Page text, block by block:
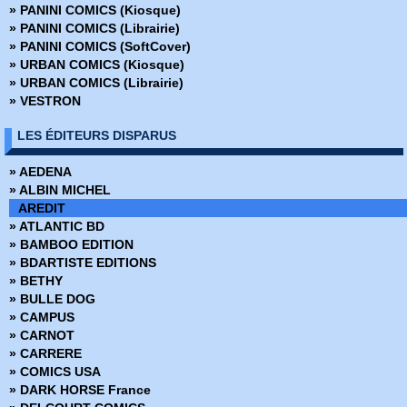
» Faucon Noir - Collection Flash
» Flash
» Flash - Pocket NB - Collection Cosmos Flash
» Flash (Pop Magazine)
» Flash Comics
» Frankenshtein - Pocket NB
» Green Lantern (Pop Magazine)
» Hercule - Collection Flash Nouvelle Formule
» Hercule - Pocket NB - Collection Flash
» Hex - DC Arédit
» Hulk - Gamma
» Hulk - Pocket Color
Hulk - Pocket NB
» Hulk (Collection Flash Nouvelle Formule)
» Hulk Géant
» Hulk HS
» Il est Minuit
» Il est Minuit - Comics Pocket Série 1
» Il est Minuit - Comics Pocket Série 2
» Jonah Hex - Arédit DC Couleur
» Jonah Hex - DC Arédit - Pocket NB
» PANINI COMICS (Kiosque)
» PANINI COMICS (Librairie)
» PANINI COMICS (SoftCover)
» URBAN COMICS (Kiosque)
» URBAN COMICS (Librairie)
» VESTRON
LES ÉDITEURS DISPARUS
» AEDENA
» ALBIN MICHEL
AREDIT
» ATLANTIC BD
» BAMBOO EDITION
» BDARTISTE EDITIONS
» BETHY
» BULLE DOG
» CAMPUS
» CARNOT
» CARRERE
» COMICS USA
» DARK HORSE France